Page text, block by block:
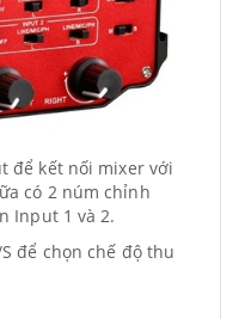
để kết nối mixer với
có 2 núm chỉnh
Input 1 và 2.
để chọn chế độ thu